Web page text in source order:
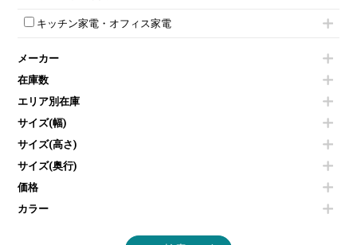
会議テーブルその他
ホワイトボードその他
プロジェクター
スクリーン
その他OA機器
演台・講演台・演説台
防音パネル
個室ブース
コートハンガー・ポールハンガー
傘立て
食器棚・キッチンキャビネット
カタログスタンド
オフィスアクセサリーその他
モールドチェア
ダイニングチェア
カウンターテーブル
センターテーブル・サイドテーブル
ベンチ・スツール
ソファ
シェルフ
ダストボックス（ゴミ箱）
インテリア家具その他
キッチン家電・オフィス家電
冷蔵庫・洗濯機
空気清浄機・加湿器
液晶テレビ・モニター類
エアコン
掃除機
季節家電
メーカー
在庫数
エリア別在庫
サイズ(幅)
サイズ(高さ)
サイズ(奥行)
価格
カラー